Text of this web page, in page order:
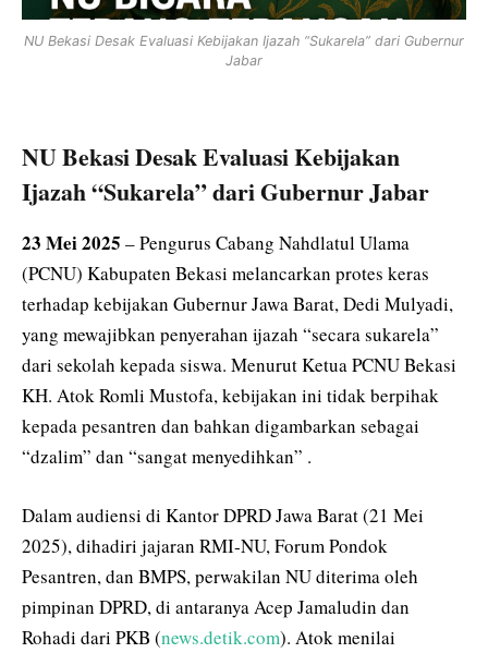
NU Bekasi Desak Evaluasi Kebijakan Ijazah “Sukarela” dari Gubernur
Jabar
NU Bekasi Desak Evaluasi Kebijakan
Ijazah “Sukarela” dari Gubernur Jabar
23 Mei 2025 – Pengurus Cabang Nahdlatul Ulama
(PCNU) Kabupaten Bekasi melancarkan protes keras
terhadap kebijakan Gubernur Jawa Barat, Dedi Mulyadi,
yang mewajibkan penyerahan ijazah “secara sukarela”
dari sekolah kepada siswa. Menurut Ketua PCNU Bekasi
KH. Atok Romli Mustofa, kebijakan ini tidak berpihak
kepada pesantren dan bahkan digambarkan sebagai
“dzalim” dan “sangat menyedihkan” .
Dalam audiensi di Kantor DPRD Jawa Barat (21 Mei
2025), dihadiri jajaran RMI‑NU, Forum Pondok
Pesantren, dan BMPS, perwakilan NU diterima oleh
pimpinan DPRD, di antaranya Acep Jamaludin dan
Rohadi dari PKB (news.detik.com). Atok menilai